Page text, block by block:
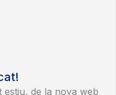
estiu, de la nova web